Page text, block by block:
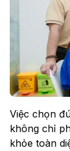
Việc chọn
không chỉ
khỏe toàn